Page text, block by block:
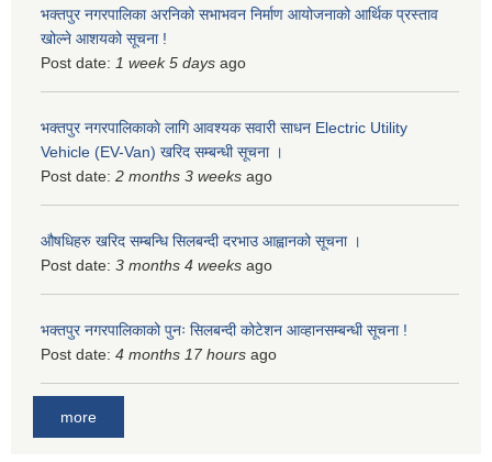
भक्तपुर नगरपालिका अरनिको सभाभवन निर्माण आयोजनाको आर्थिक प्रस्ताव
खोल्ने आशयको सूचना !
Post date: 1 week 5 days ago
भक्तपुर नगरपालिकाकाे लागि आवश्यक सवारी साधन Electric Utility
Vehicle (EV-Van) खरिद सम्बन्धी सूचना ।
Post date: 2 months 3 weeks ago
औषधिहरु खरिद सम्बन्धि सिलबन्दी दरभाउ आह्वानको सूचना ।
Post date: 3 months 4 weeks ago
भक्तपुर नगरपालिकाको पुनः सिलबन्दी कोटेशन आव्हानसम्बन्धी सूचना !
Post date: 4 months 17 hours ago
more